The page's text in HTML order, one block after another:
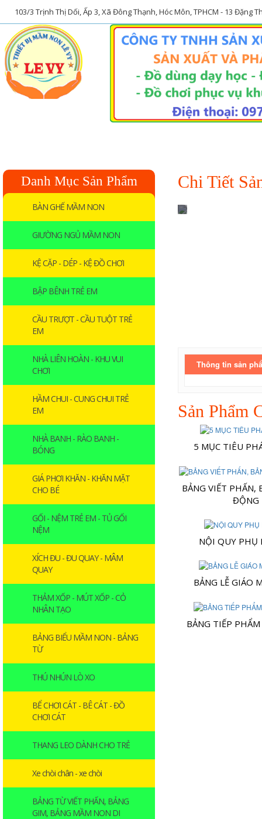
103/3 Trịnh Thị Dối, Ấp 3, Xã Đông Thạnh, Hóc Môn, TPHCM - 13 Đặng
Danh Mục Sản Phẩm
BÀN GHẾ MẦM NON
GIƯỜNG NGỦ MẦM NON
KỆ CẶP - DÉP - KỆ ĐỒ CHƠI
BẬP BÊNH TRẺ EM
CẦU TRƯỢT - CẦU TUỘT TRẺ
EM
NHÀ LIÊN HOÀN - KHU VUI
CHƠI
HẦM CHUI - CUNG CHUI TRẺ
EM
NHÀ BANH - RÀO BANH -
BÓNG
GIÁ PHƠI KHĂN - KHĂN MẶT
CHO BÉ
GỐI - NỆM TRẺ EM - TỦ GỐI
NỆM
XÍCH ĐU - ĐU QUAY - MÂM
QUAY
THẢM XỐP - MÚT XỐP - CỎ
NHÂN TẠO
BẢNG BIỂU MẦM NON - BẢNG
TỪ
THÚ NHÚN LÒ XO
BỂ CHƠI CÁT - BÊ CÁT - ĐỒ
CHƠI CÁT
THANG LEO DÀNH CHO TRẺ
Xe chòi chân - xe chòi
BẢNG TỪ VIẾT PHẤN, BẢNG
GIM, BẢNG MẦM NON DI
Chi Tiết
Thông tin sản
Sản Phẩm
5 MỤC TIÊU
BẢNG VIẾT PHẤN,
ĐỘNG
NỘI QUY PHỤ
BẢNG LỄ GIÁO
BẢNG TIẾP